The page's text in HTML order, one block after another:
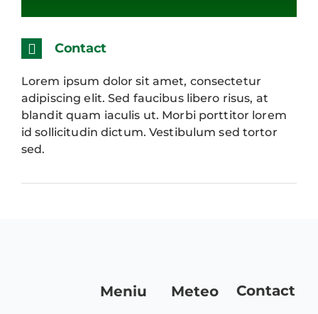
INFORMAȚII
Contact
Lorem ipsum dolor sit amet, consectetur
adipiscing elit. Sed faucibus libero risus, at
blandit quam iaculis ut. Morbi porttitor lorem
id sollicitudin dictum. Vestibulum sed tortor
sed.
Meniu Meteo Contact
add_circle_outline
Reset
options
cached